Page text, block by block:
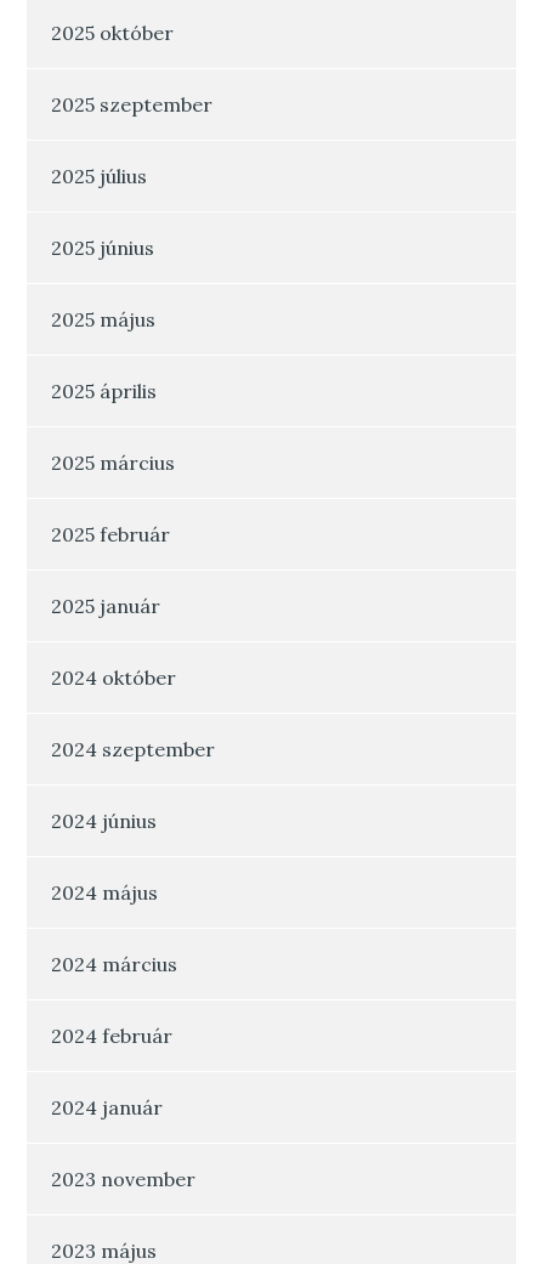
2025 október
2025 szeptember
2025 július
2025 június
2025 május
2025 április
2025 március
2025 február
2025 január
2024 október
2024 szeptember
2024 június
2024 május
2024 március
2024 február
2024 január
2023 november
2023 május